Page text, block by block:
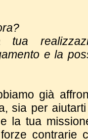
e la
già
sia per
la tua
contrarie